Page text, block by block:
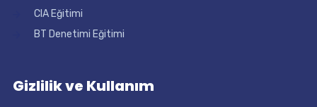
CIA Eğitimi
BT Denetimi Eğitimi
Gizlilik ve Kullanım